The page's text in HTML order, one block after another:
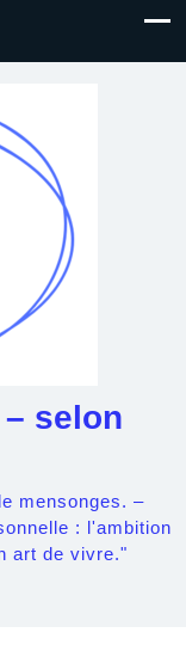
selon
mensonges. –
: l'ambition
art de vivre."